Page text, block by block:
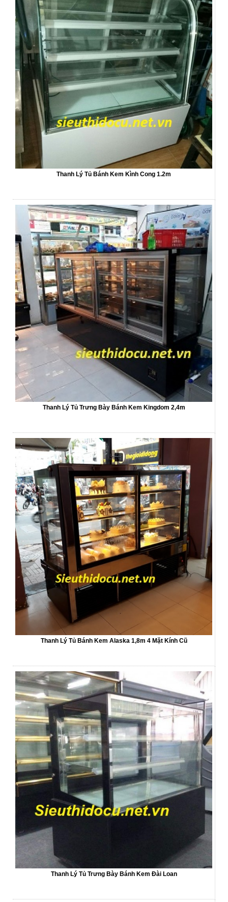
Thanh Lý Tủ Bánh Kem Kình Cong 1.2m
Thanh Lý Tủ Trưng Bày Bánh Kem Kingdom 2,4m
Thanh Lý Tủ Bánh Kem Alaska 1,8m 4 Mặt Kính Cũ
Thanh Lý Tủ Trưng Bày Bánh Kem Đài Loan